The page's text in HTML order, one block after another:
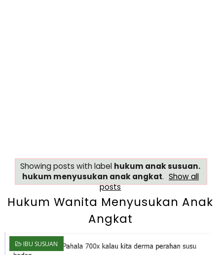
Showing posts with label hukum anak susuan.
hukum menyusukan anak angkat. Show all
posts
Hukum Wanita Menyusukan Anak
Angkat
IBU SUSUAN